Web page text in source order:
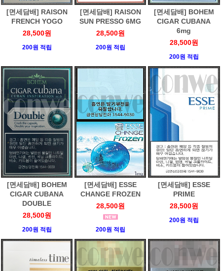
[면세담배] RAISON
FRENCH YOGO
28,500원
200원 적립
[면세담배] RAISON
SUN PRESSO 6MG
28,500원
200원 적립
[면세담배] BOHEM
CIGAR CUBANA
6mg
28,500원
200원 적립
[면세담배] BOHEM
CIGAR CUBANA
DOUBLE
28,500원
200원 적립
[면세담배] ESSE
CHANGE FROZEN
28,500원
200원 적립
[면세담배] ESSE
PRIME
28,500원
200원 적립